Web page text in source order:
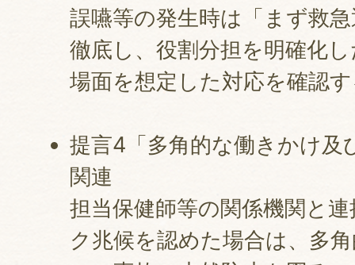
誤嚥等の発生時は「まず救
徹底し、役割分担を明確化
場面を想定した対応を確認
提言4「多角的な働きかけ及
関連
担当保健師等の関係機関と
ク兆候を認めた場合は、多